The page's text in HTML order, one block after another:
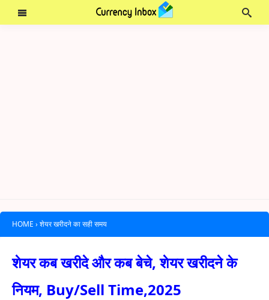
HOME › शेयर खरीदने का सही समय
शेयर कब खरीदे और कब बेचे, शेयर खरीदने के
नियम, Buy/Sell Time,2025